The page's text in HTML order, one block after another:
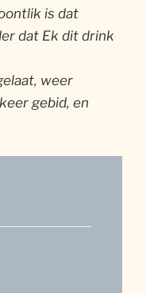
is dat
dat Ek dit drink
weer
gebid, en